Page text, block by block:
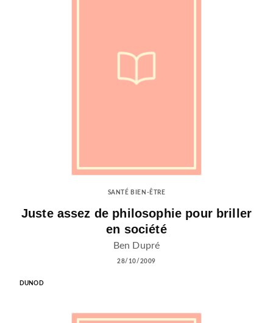
SANTÉ BIEN-ÊTRE
Juste assez de philosophie pour briller
en société
Ben Dupré
28/10/2009
DUNOD